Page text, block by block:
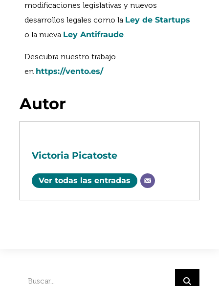
modificaciones legislativas y nuevos
desarrollos legales como la Ley de Startups
o la nueva Ley Antifraude.
Descubra nuestro trabajo
en https://vento.es/
Autor
Victoria Picatoste
Ver todas las entradas